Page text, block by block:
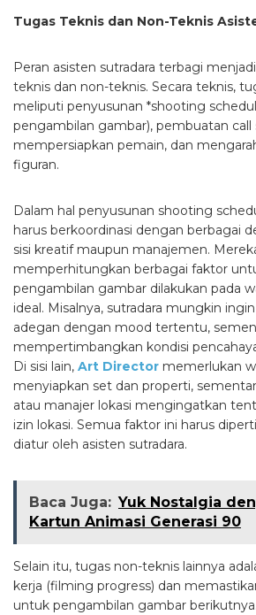
Tugas Teknis dan Non-Teknis
Peran asisten sutradara terbagi
teknis dan non-teknis. Secara teknis,
meliputi penyusunan *shooting
pengambilan gambar), pembuatan call
mempersiapkan pemain, dan
figuran.
Dalam hal penyusunan shooting
harus berkoordinasi dengan berbagai
sisi kreatif maupun manajemen.
memperhitungkan berbagai faktor
pengambilan gambar dilakukan pada
ideal. Misalnya, sutradara mungkin
adegan dengan mood tertentu,
mempertimbangkan kondisi
Di sisi lain, Art Director memerlukan
menyiapkan set dan properti,
atau manajer lokasi mengingatkan
izin lokasi. Semua faktor ini harus
diatur oleh asisten sutradara.
Baca Juga: Yuk Nostalgia
Kartun Animasi Generasi 90
Selain itu, tugas non-teknis lainnya
kerja (filming progress) dan
untuk pengambilan gambar